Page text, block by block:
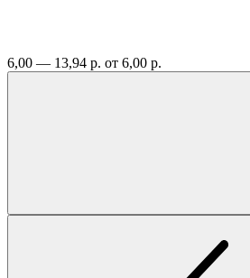
6,00 — 13,94 р. от 6,00 р.